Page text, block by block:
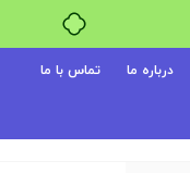
درباره ما تماس با ما